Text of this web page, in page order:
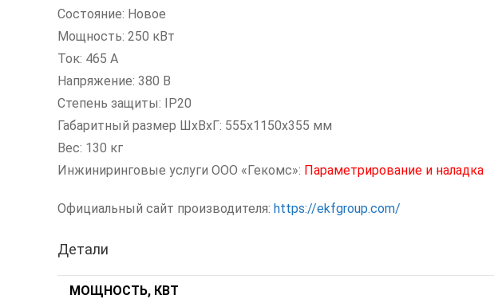
Состояние: Новое
Мощность: 250 кВт
Ток: 465 А
Напряжение: 380 В
Степень защиты: IP20
Габаритный размер ШхВхГ: 555x1150x355 мм
Вес: 130 кг
Инжиниринговые услуги ООО «Гекомс»: Параметрирование и наладка
Официальный сайт производителя: https://ekfgroup.com/
Детали
МОЩНОСТЬ, КВТ